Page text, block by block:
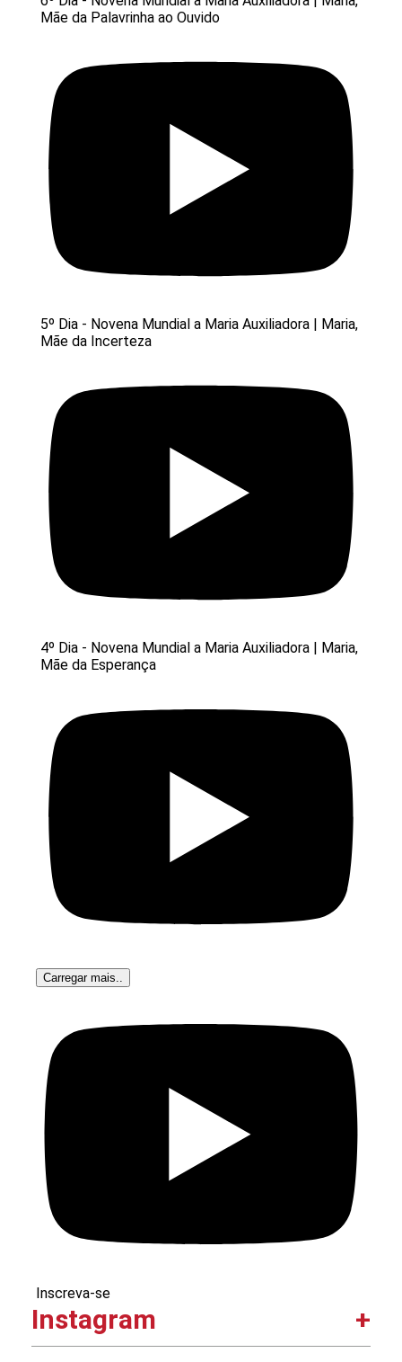
Mãe da Palavrinha ao Ouvido
5º Dia - Novena Mundial a Maria Auxiliadora | Maria,
Mãe da Incerteza
4º Dia - Novena Mundial a Maria Auxiliadora | Maria,
Mãe da Esperança
Carregar mais..
Inscreva-se
Instagram